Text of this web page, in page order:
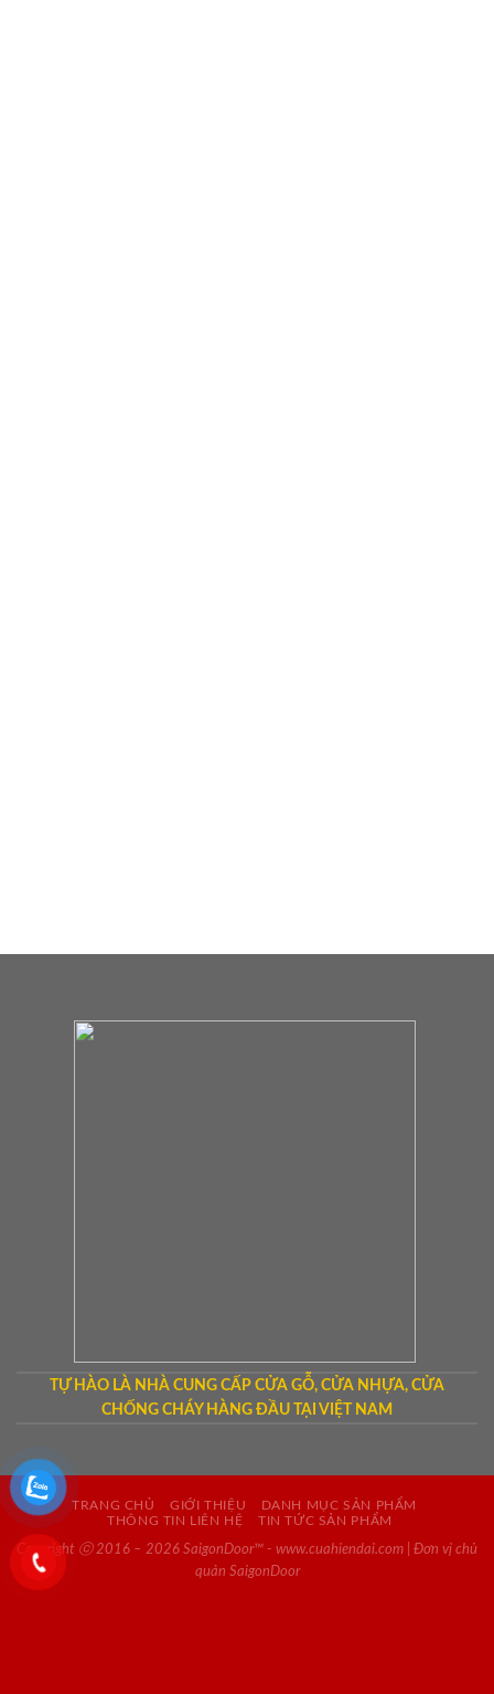
TỰ HÀO LÀ NHÀ CUNG CẤP CỬA GỖ, CỬA NHỰA, CỬA
CHỐNG CHÁY HÀNG ĐẦU TẠI VIỆT NAM
TRANG CHỦ GIỚI THIỆU
DANH MỤC SẢN PHẨM
THÔNG TIN LIÊN HỆ
TIN TỨC SẢN PHẨM
Copyright ⓒ 2016 – 2026 SaigonDoor™ - www.cuahiendai.com | Đơn vị chủ
quản SaigonDoor